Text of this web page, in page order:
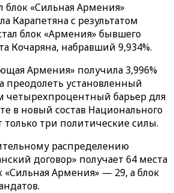
блок «Сильная Армения»
Карапетяна с результатом
блок «Армения» бывшего
Кочаряна, набравший 9,934%.
Армения» получила 3,996%
преодолеть установленный
четырехпроцентный барьер для
в новый состав Национального
только три политические силы.
распределению
договор» получает 64 места
«Сильная Армения» — 29, а блок